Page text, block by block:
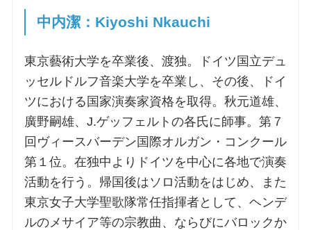
中内潔：Kiyoshi Nkauchi
東京藝術大学を卒業後、渡独。ドイツ国立デュ
ッセルドルフ音楽大学を卒業し、その後、ドイ
ツにおける国家演奏家資格を取得。秋元道雄、
廣野嗣雄、J.ゲッフェルトの各氏に師事。第７
回ヴィースバーデン国際オルガン・コンクール
第１位。在独中よりドイツを中心に各地で演奏
活動を行う。帰国後はソロ活動をはじめ、また
東京女子大学聖歌隊常任指揮者として、ヘンデ
ルのメサイア等の宗教曲、ならびにバロックか